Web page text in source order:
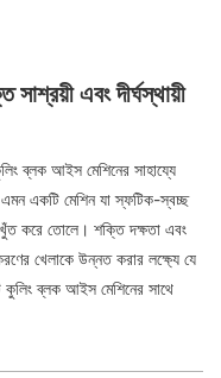
এবং দীর্ঘস্থায়ী
ব্লক আইস মেশিনের সাহায্যে
একটি মেশিন যা স্ফটিক-স্বচ্ছ
করে তোলে। শক্তি দক্ষতা এবং
খেলাকে উন্নত করার লক্ষ্যে যে
ব্লক আইস মেশিনের সাথে